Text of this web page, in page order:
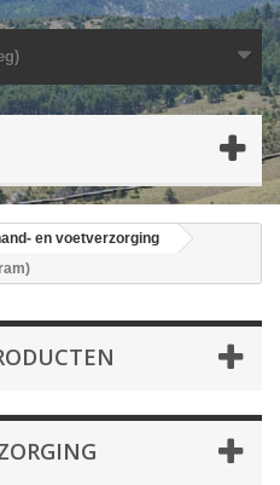
en voetverzorging